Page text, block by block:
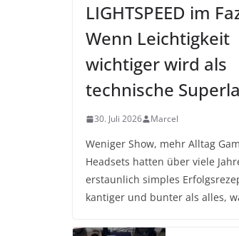
LIGHTSPEED im
Wenn Leichtigkeit
wichtiger wird als
technische
30. Juli 2026 Marcel
Weniger Show, mehr Alltag
Headsets hatten über viele
erstaunlich simples
kantiger und bunter als alles,